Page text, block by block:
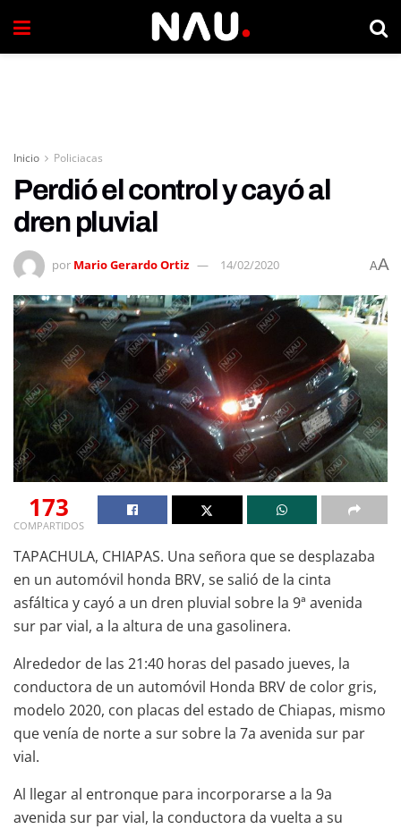
Inicio Policiacas
Perdió el control y cayó al
dren pluvial
por Mario Gerardo Ortiz 14/02/2020 AA
173
COMPARTIDOS
TAPACHULA, CHIAPAS. Una señora que se desplazaba
en un automóvil honda BRV, se salió de la cinta
asfáltica y cayó a un dren pluvial sobre la 9ª avenida
sur par vial, a la altura de una gasolinera.
Alrededor de las 21:40 horas del pasado jueves, la
conductora de un automóvil Honda BRV de color gris,
modelo 2020, con placas del estado de Chiapas, mismo
que venía de norte a sur sobre la 7a avenida sur par
vial.
Al llegar al entronque para incorporarse a la 9a
avenida sur par vial, la conductora da vuelta a su